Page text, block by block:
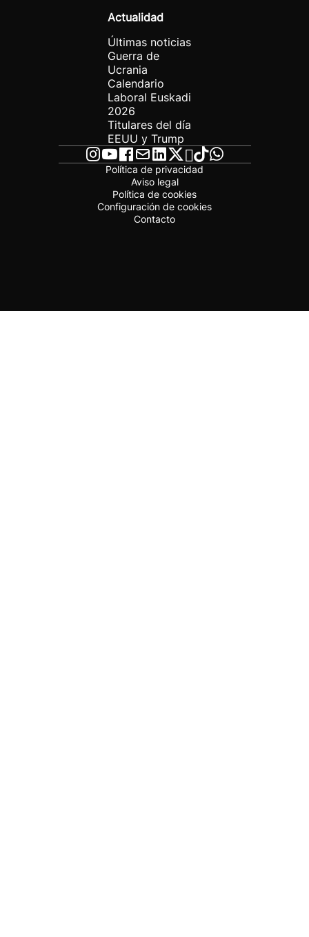
Actualidad
Últimas noticias
Guerra de
Ucrania
Calendario
Laboral Euskadi
2026
Titulares del día
EEUU y Trump
Política de privacidad
Aviso legal
Política de cookies
Configuración de cookies
Contacto